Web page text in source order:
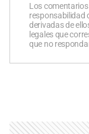
Los
responsabilidad
derivadas de
legales que
que no